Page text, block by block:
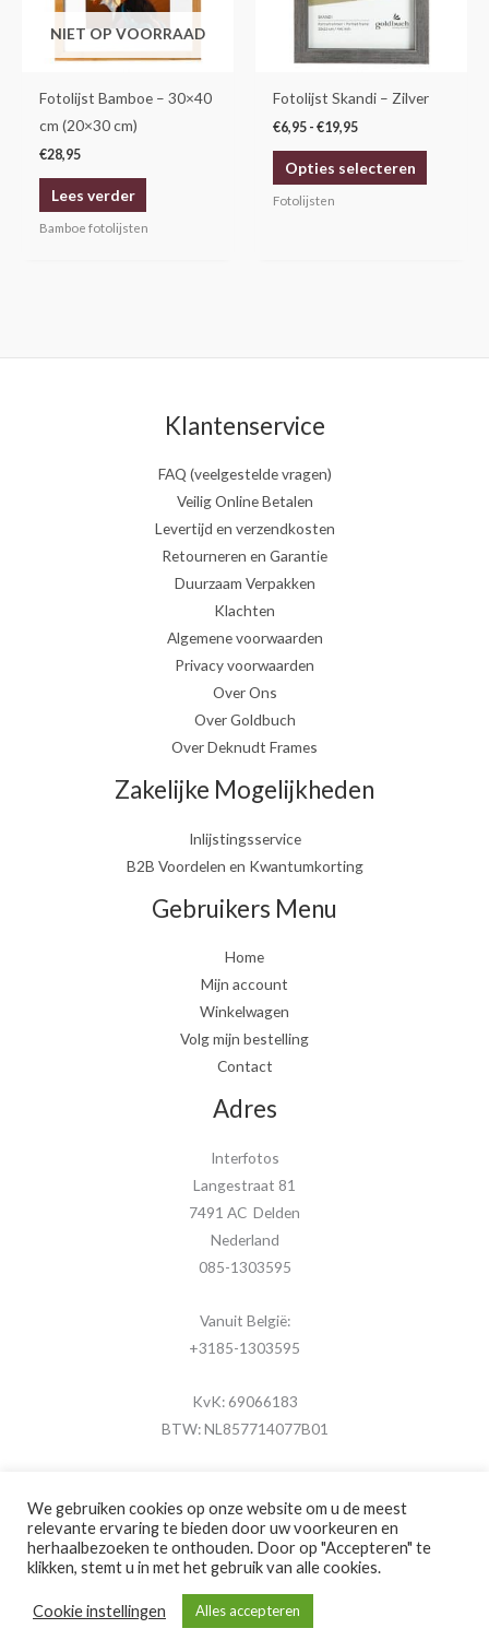
NIET OP VOORRAAD
Fotolijst Bamboe – 30×40
cm (20×30 cm)
€28,95
Lees verder
Bamboe fotolijsten
Fotolijst Skandi – Zilver
€6,95 - €19,95
Opties selecteren
kan
Fotolijsten
Klantenservice
FAQ (veelgestelde vragen)
Veilig Online Betalen
Levertijd en verzendkosten
Retourneren en Garantie
Duurzaam Verpakken
Klachten
Algemene voorwaarden
Privacy voorwaarden
Over Ons
Over Goldbuch
Over Deknudt Frames
Zakelijke Mogelijkheden
Inlijstingsservice
B2B Voordelen en Kwantumkorting
Gebruikers Menu
Home
Mijn account
Winkelwagen
Volg mijn bestelling
Contact
Adres
Interfotos
Langestraat 81
7491 AC Delden
Nederland
085-1303595
Vanuit België:
+3185-1303595
KvK: 69066183
BTW: NL857714077B01
Copyright © 2026 MijnFotolijstje.nl
Powered by Brouwer Digitaal
We gebruiken cookies op onze website om u de meest
relevante ervaring te bieden door uw voorkeuren en
herhaalbezoeken te onthouden. Door op "Accepteren" te
klikken, stemt u in met het gebruik van alle cookies.
Cookie instellingen Alles accepteren